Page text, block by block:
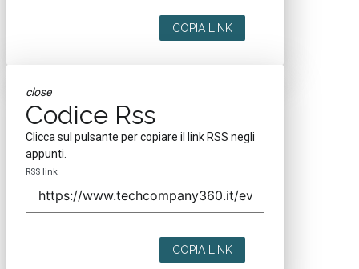
COPIA LINK
close
Codice Rss
Clicca sul pulsante per copiare il link RSS negli
appunti.
RSS link
COPIA LINK